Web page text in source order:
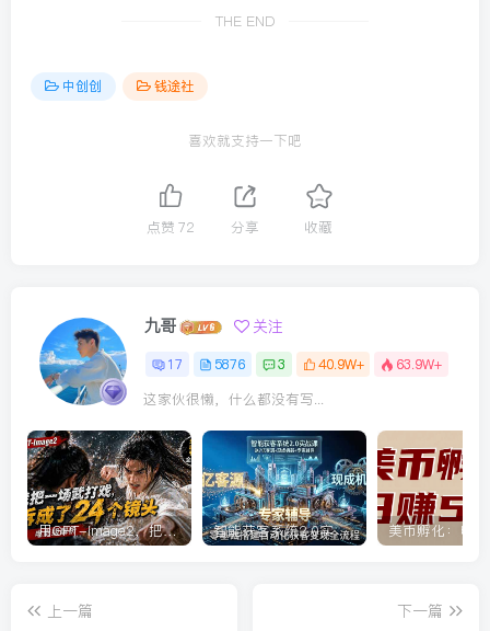
THE END
中创创 钱途社
喜欢就支持一下吧
点赞 72 分享 收藏
九哥 关注
17 5876 3 40.9W+
63.9W+
这家伙很懒，什么都没有写...
用GPT-Image2，把一段武打对决拆成24个连续镜头，从人物建立、动作衔接、运镜节奏，到情绪爆发 智能获客系统2.0实战课：送7亿客源+现成机器+专家辅导，零基础搭建自动化获客变现全流程
上一篇
下一篇